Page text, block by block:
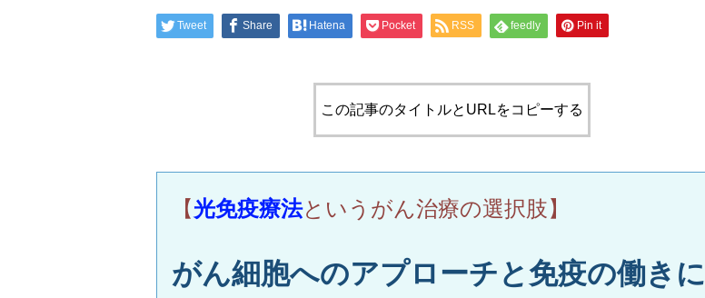
Tweet Share Hatena Pocket RSS feedly Pin it
この記事のタイトルとURLをコピーする
【光免疫療法というがん治療の選択肢】
がん細胞へのアプローチと免疫の働きに